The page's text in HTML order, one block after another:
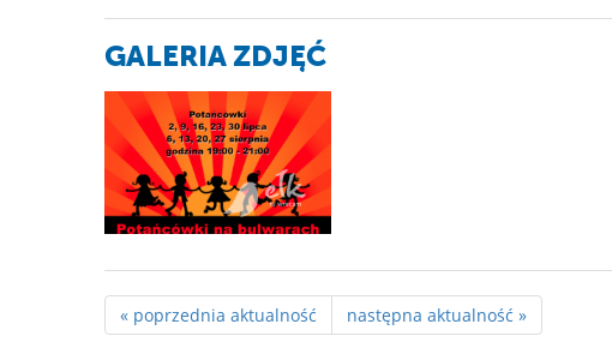
GALERIA ZDJĘĆ
« poprzednia aktualność następna aktualność »